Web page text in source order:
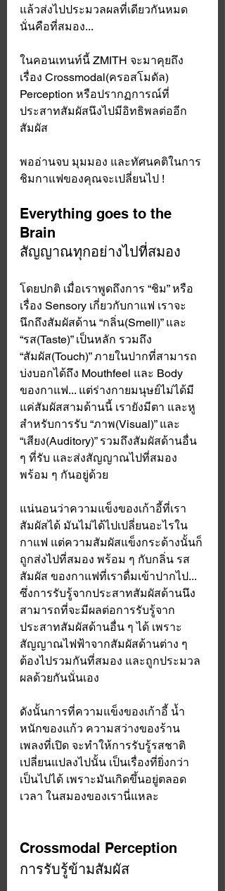
แล้วส่งไปประมวลผลที่เดียวกันหมด
นั่นคือที่สมอง...
ในคอนเทนท์นี้ ZMITH จะมาคุยถึง
เรื่อง Crossmodal(ครอสโมดัล)
Perception หรือปรากฏการณ์ที่
ประสาทสัมผัสนึงไปมีอิทธิพลต่ออีก
สัมผัส
พออ่านจบ มุมมอง และทัศนคติในการ
ชิมกาแฟของคุณจะเปลี่ยนไป !
Everything goes to the
Brain
สัญญาณทุกอย่างไปที่สมอง
โดยปกติ เมื่อเราพูดถึงการ “ชิม” หรือ
เรื่อง Sensory เกี่ยวกับกาแฟ เราจะ
นึกถึงสัมผัสด้าน “กลิ่น(Smell)” และ
“รส(Taste)” เป็นหลัก รวมถึง
“สัมผัส(Touch)” ภายในปากที่สามารถ
บ่งบอกได้ถึง Mouthfeel และ Body
ของกาแฟ... แต่ร่างกายมนุษย์ไม่ได้มี
แค่สัมผัสสามด้านนี้ เรายังมีตา และหู
สำหรับการรับ “ภาพ(Visual)” และ
“เสียง(Auditory)” รวมถึงสัมผัสด้านอื่น
ๆ ที่รับ และส่งสัญญาณไปที่สมอง
พร้อม ๆ กันอยู่ด้วย
แน่นอนว่าความแข็งของเก้าอี้ที่เรา
สัมผัสได้ มันไม่ได้ไปเปลี่ยนอะไรใน
กาแฟ แต่ความสัมผัสแข็งกระด้างนั้นก็
ถูกส่งไปที่สมอง พร้อม ๆ กับกลิ่น รส
สัมผัส ของกาแฟที่เราดื่มเข้าปากไป...
ซึ่งการรับรู้จากประสาทสัมผัสด้านนึง
สามารถที่จะมีผลต่อการรับรู้จาก
ประสาทสัมผัสด้านอื่น ๆ ได้ เพราะ
สัญญาณไฟฟ้าจากสัมผัสด้านต่าง ๆ
ต้องไปรวมกันที่สมอง และถูกประมวล
ผลด้วยกันนั่นเอง
ดังนั้นการที่ความแข็งของเก้าอี้ น้ำ
หนักของแก้ว ความสว่างของร้าน
เพลงที่เปิด จะทำให้การรับรู้รสชาติ
เปลี่ยนแปลงไปนั้น เป็นเรื่องที่ยิ่งกว่า
เป็นไปได้ เพราะมันเกิดขึ้นอยู่ตลอด
เวลา ในสมองของเรานี่แหละ
Crossmodal Perception
การรับรู้ข้ามสัมผัส